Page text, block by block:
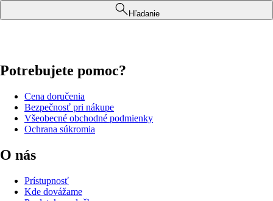
Hľadanie
Potrebujete pomoc?
Cena doručenia
Bezpečnosť pri nákupe
Všeobecné obchodné podmienky
Ochrana súkromia
O nás
Prístupnosť
Kde dovážame